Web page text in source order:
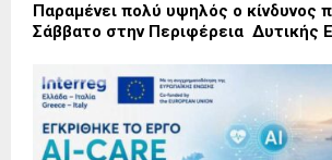
Παραμένει πολύ υψηλός ο κίνδυνος
Σάββατο στην Περιφέρεια Δυτικής